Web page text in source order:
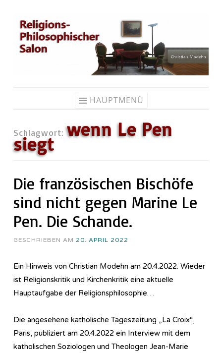
Zum
Inhalt
springen
HAUPTMENÜ
Schlagwort:wenn Le Pen
siegt
Die französischen Bischöfe
sind nicht gegen Marine Le
Pen. Die Schande.
GESCHRIEBEN AM 20. APRIL 2022
Ein Hinweis von Christian Modehn am 20.4.2022. Wieder
ist Religionskritik und Kirchenkritik eine aktuelle
Hauptaufgabe der Re­li­gi­ons­phi­lo­so­phie…
Die angesehene katholische Tageszeitung „La Croix“,
Paris, publiziert am 20.4.2022 ein Interview mit dem
katholischen Soziologen und Theologen Jean-Marie